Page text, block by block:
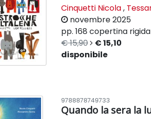
Cinquetti Nicola,
novembre 2025
pp. 168 copertina rigida
€ 15,90
€ 15,10
disponibile
9788878749733
Quando la sera la